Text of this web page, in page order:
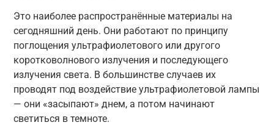
Это наиболее распространённые материалы на
сегодняшний день. Они работают по принципу
поглощения ультрафиолетового или другого
коротковолнового излучения и последующего
излучения света. В большинстве случаев их
проводят под воздействие ультрафиолетовой лампы
— они «засыпают» днем, а потом начинают
светиться в темноте.